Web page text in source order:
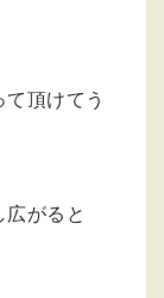
頂けてう
がると